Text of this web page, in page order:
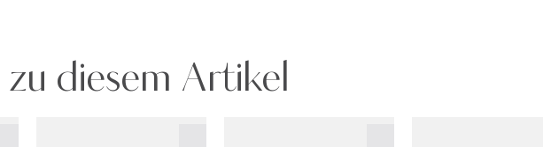
zu diesem Artikel